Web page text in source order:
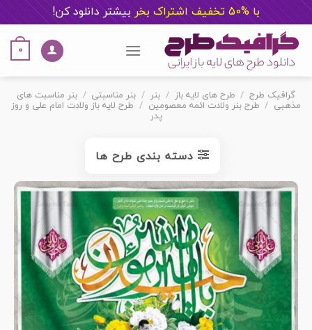
با %50 تخفیف اشتراک بخر بیشتر دانلود کن!
content
0
گرافیک طرح / طرح های لایه باز / بنر / بنر مناسبتی / بنر مناسبت های
مذهبی / طرح بنر ولادت ائمه معصومین / طرح لایه باز ولادت امام علی و روز
پدر
دسته بندی طرح ها